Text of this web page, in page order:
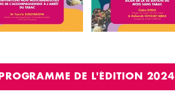
PROGRAMME DE L'ÉDITION 2024